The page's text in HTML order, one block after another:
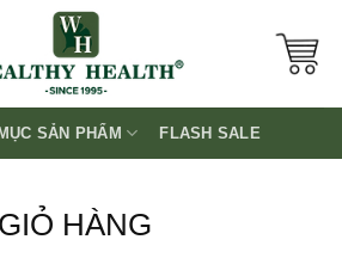
SẢN PHẨM FLASH SALE
GIỎ HÀNG